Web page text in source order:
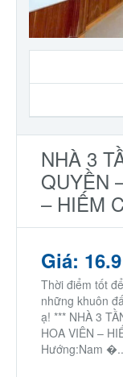
NHÀ 3
QUYỀN
– HIẾM
Giá:
Thời điểm tốt
những khuôn
ạ! *** NHÀ 3
HOA VIÊN –
Hướng:Nam